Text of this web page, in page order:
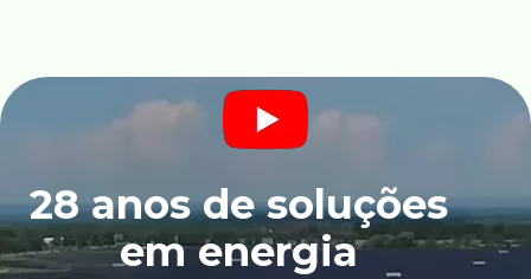
28 anos de soluções
em energia